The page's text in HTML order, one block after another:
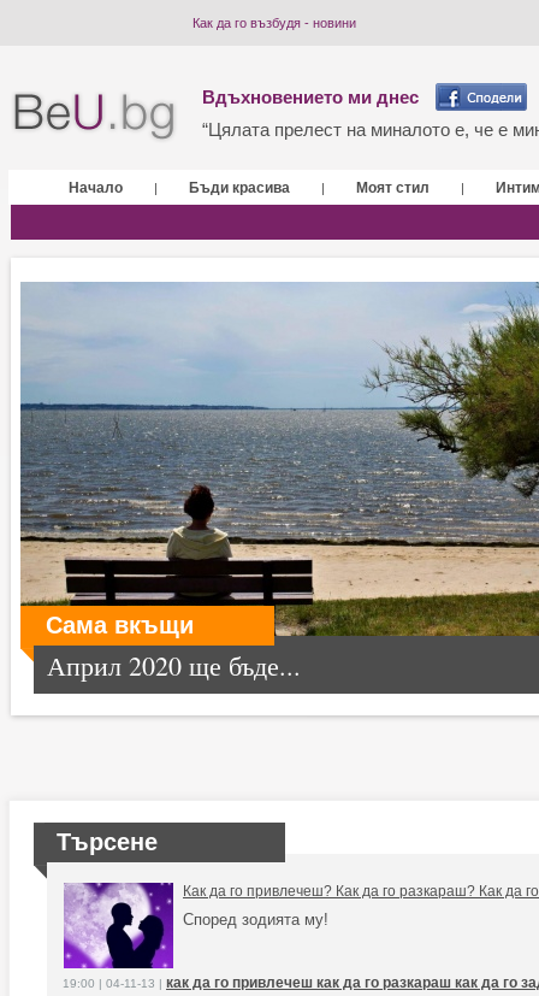
Как да го възбудя - новини
Вдъхновението ми днес
“Цялата прелест на миналото е, че е
Начало | Бъди красива | Моят стил |
Сама вкъщи
Април 2020 ще бъде...
Търсене
Как да го привлечеш? Как да го разкараш? Как да
Според зодията му!
19:00 | 04-11-13 | как да го привлечеш как да го разкараш как да го